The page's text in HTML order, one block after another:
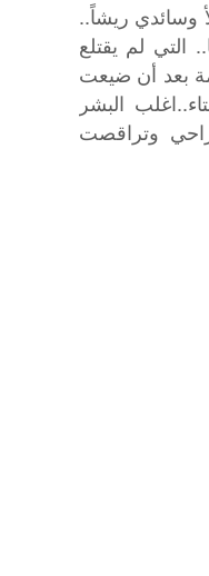
وسائدي ريشاً..
التي لم يقتلع
بعد أن ضيعت
البشر
وتراقصت